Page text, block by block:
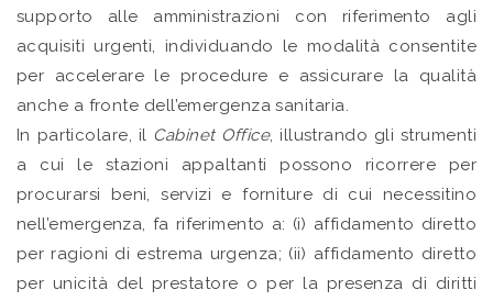
supporto alle amministrazioni con riferimento agli
acquisiti urgenti, individuando le modalità consentite
per accelerare le procedure e assicurare la qualità
anche a fronte dell’emergenza sanitaria.
In particolare, il Cabinet Office, illustrando gli strumenti
a cui le stazioni appaltanti possono ricorrere per
procurarsi beni, servizi e forniture di cui necessitino
nell’emergenza, fa riferimento a: (i) affidamento diretto
per ragioni di estrema urgenza; (ii) affidamento diretto
per unicità del prestatore o per la presenza di diritti